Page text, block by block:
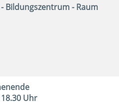
Bildungszentrum - Raum
Uhr